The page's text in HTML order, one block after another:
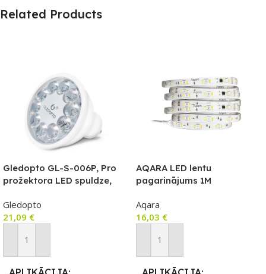
Related Products
Gledopto GL-S-006P, Pro
prožektora LED spuldze,
Zigbee + RF protokoliem,
saderīgs ar eWeLink / Tuya
Gledopto
21,09 €
Pievienot Grozam
AQARA LED lentu
pagarinājums 1M
Aqara
16,03 €
Pievienot Grozam